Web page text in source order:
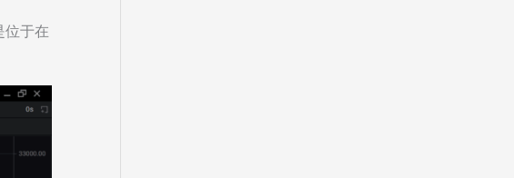
位于在